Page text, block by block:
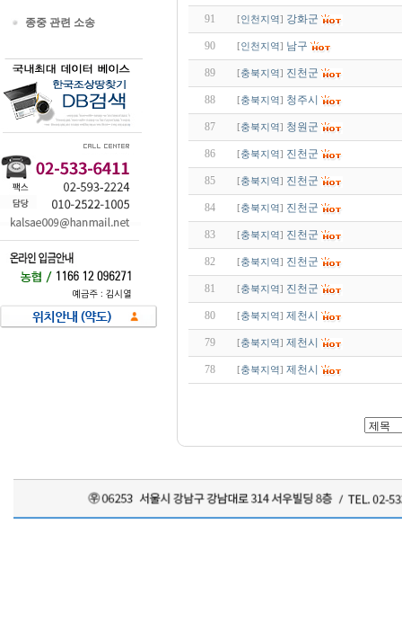
종중 관련 소송 91 [인천지역] 강화군
90 [인천지역] 남구
89 [충북지역] 진천군
88 [충북지역] 청주시
87 [충북지역] 청원군
86 [충북지역] 진천군
85 [충북지역] 진천군
84 [충북지역] 진천군
83 [충북지역] 진천군
82 [충북지역] 진천군
81 [충북지역] 진천군
80 [충북지역] 제천시
79 [충북지역] 제천시
78 [충북지역] 제천시